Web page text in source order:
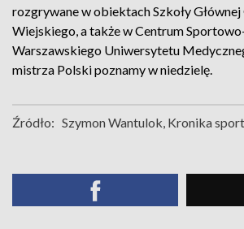
rozgrywane w obiektach Szkoły
Wiejskiego, a także w Centrum
Warszawskiego Uniwersytetu
mistrza Polski poznamy w niedzielę.
Źródło: Szymon Wantulok, Kronika